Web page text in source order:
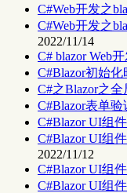
C#Web开发之
C#Web开发之
2022/11/14
C# blazor Web
C#Blazor初始
C#之Blazor之
C#Blazor表单
C#Blazor UI组
C#Blazor UI组
2022/11/12
C#Blazor UI组
C#Blazor UI组